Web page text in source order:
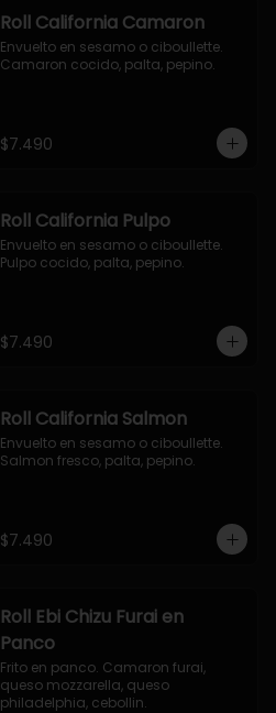
Roll California Camaron
Envuelto en sesamo o ciboullette.
Camaron cocido, palta, pepino.
$7.490
Roll California Pulpo
Envuelto en sesamo o ciboullette.
Pulpo cocido, palta, pepino.
$7.490
Roll California Salmon
Envuelto en sesamo o ciboullette.
Salmon fresco, palta, pepino.
$7.490
Roll Ebi Chizu Furai en
Panco
Frito en panco. Camaron furai,
queso mozzarella, queso
philadelphia, cebollin.